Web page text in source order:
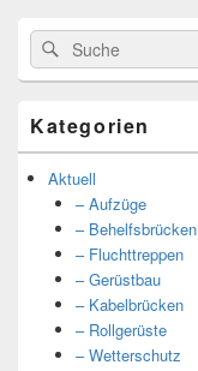
Suche
nach:
Suche
Kategorien
Aktuell
– Aufzüge
– Behelfsbrücken
– Fluchttreppen
– Gerüstbau
– Kabelbrücken
– Rollgerüste
– Wetterschutz